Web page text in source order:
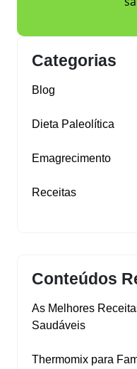
Categorias
Blog
Dieta Paleolítica
Emagrecimento
Receitas
Conteúdos
As Melhores
Saudáveis
Thermomix para